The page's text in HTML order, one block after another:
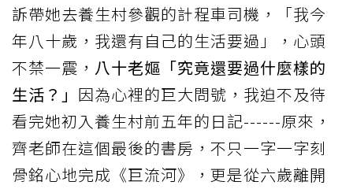
訴帶她去養生村參觀的計程車司機，「我今
年八十歲，我還有自己的生活要過」，心頭
不禁一震， 八十老嫗「究竟還要過什麼樣的
生活？」 因為心裡的巨大問號，我迫不及待
看完她初入養生村前五年的日記------原來，
齊老師在這個最後的書房，不只一字一字刻
骨銘心地完成《巨流河》，更是從六歲離開